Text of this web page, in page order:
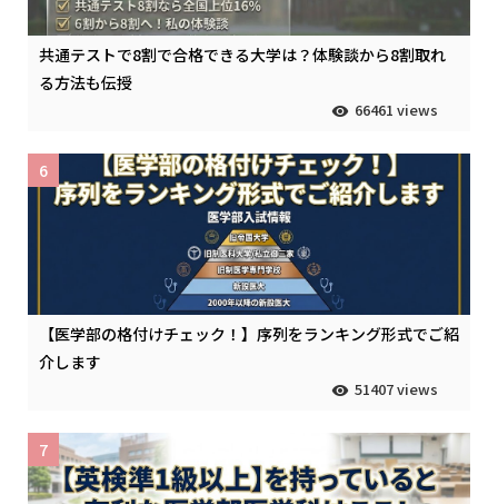
共通テストで8割で合格できる大学は？体験談から8割取れ
る方法も伝授
66461 views
【医学部の格付けチェック！】序列をランキング形式でご紹
介します
51407 views
6
7